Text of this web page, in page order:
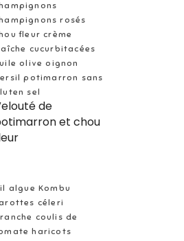
rosés
fleur crème
cucurbitacées
olive oignon
potimarron sans
sel
de
et chou
algue Kombu
céleri
coulis de
haricots